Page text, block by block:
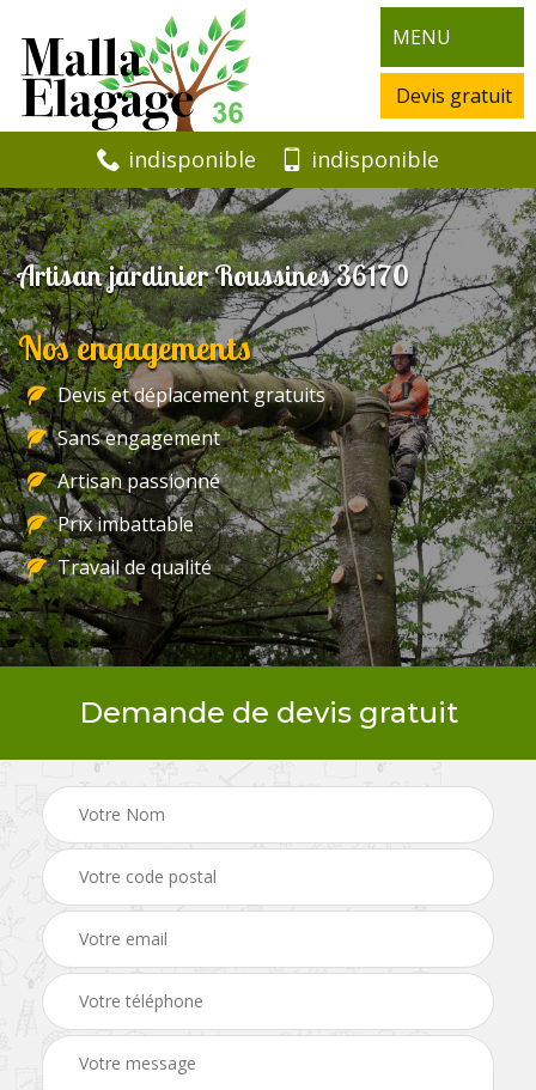
MENU
Devis gratuit
indisponible indisponible
Artisan jardinier Roussines 36170
Nos engagements
Devis et déplacement gratuits
Sans engagement
Artisan passionné
Prix imbattable
Travail de qualité
Demande de devis gratuit